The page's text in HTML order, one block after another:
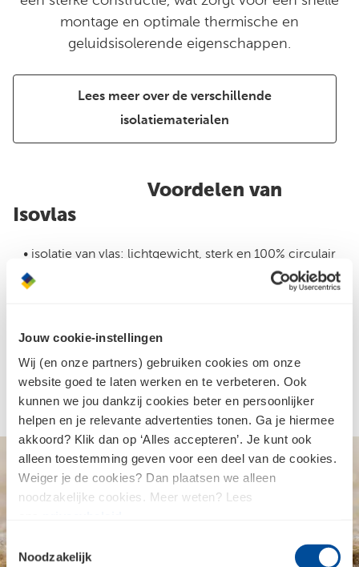
Jouw cookie-instellingen
Wij (en onze partners) gebruiken cookies om onze
website goed te laten werken en te verbeteren. Ook
kunnen we jou dankzij cookies beter en persoonlijker
helpen en je relevante advertenties tonen. Ga je hiermee
akkoord? Klik dan op ‘Alles accepteren’. Je kunt ook
alleen toestemming geven voor een deel van de cookies.
Weiger je de cookies? Dan plaatsen we alleen
noodzakelijke cookies. Meer weten? Lees
Toestemmingsselectie
Noodzakelijk
montage en optimale thermische en
geluidsisolerende eigenschappen.
Lees meer over de verschillende
isolatiematerialen
Voordelen van
Isovlas
• isolatie van vlas: lichtgewicht, sterk en 100% circulair
• klimaatneutraal en recyclebaar, met een positieve CO₂
• energiebesparend, dampopen, geluidsisolerend,
optimaal vocht- en temperatuurregulerend